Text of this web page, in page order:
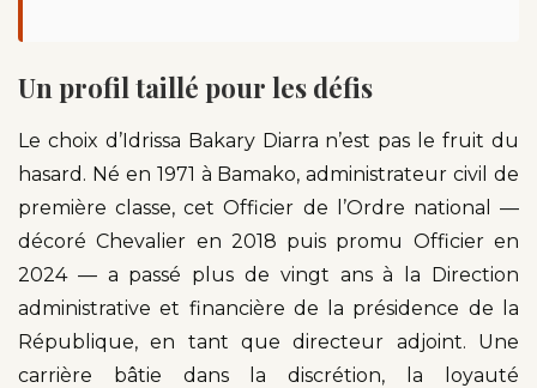
Un profil taillé pour les défis
Le choix d’Idrissa Bakary Diarra n’est pas le fruit du
hasard. Né en 1971 à Bamako, administrateur civil de
première classe, cet Officier de l’Ordre national —
décoré Chevalier en 2018 puis promu Officier en
2024 — a passé plus de vingt ans à la Direction
administrative et financière de la présidence de la
République, en tant que directeur adjoint. Une
carrière bâtie dans la discrétion, la loyauté